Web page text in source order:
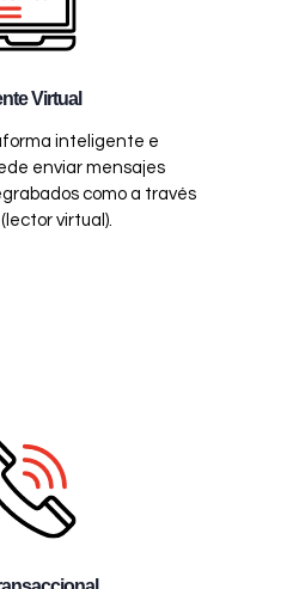
Virtual
inteligente e
enviar mensajes
como a través
virtual).